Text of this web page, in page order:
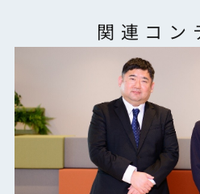
関連コン